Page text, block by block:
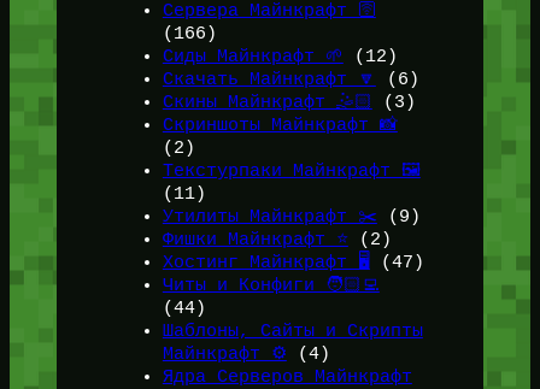
Сервера Майнкрафт 🛜
(166)
Сиды Майнкрафт 🌱
(12)
Скачать Майнкрафт 🔽
(6)
Скины Майнкрафт 🤹🏻
(3)
Скриншоты Майнкрафт 📸
(2)
Текстурпаки Майнкрафт 🖼️
(11)
Утилиты Майнкрафт ✂️ (9)
Фишки Майнкрафт ⭐(2)
Хостинг Майнкрафт 🖥️ (47)
Читы и Конфиги 🧑🏻‍💻
(44)
Шаблоны, Сайты и Скрипты
Майнкрафт ⚙️ (4)
Ядра Серверов Майнкрафт